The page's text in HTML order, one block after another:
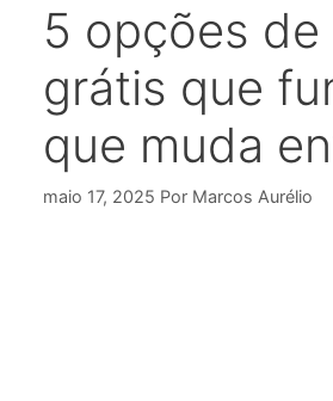
5 opções
grátis que
que muda
maio 17, 2025 Por Marcos Aurélio